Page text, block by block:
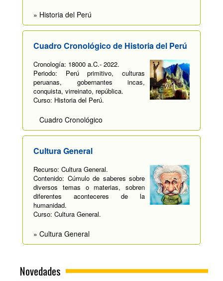
» Historia del Perú
Cuadro Cronológico de Historia del Perú
Cronología: 18000 a.C.- 2022.
Periodo: Perú primitivo, culturas
peruanas, gobernantes incas,
conquista, virreinato, república.
Curso: Historia del Perú.
Cuadro Cronológico
Cultura General
Recurso: Cultura General.
Contenido: Cúmulo de saberes sobre
diversos temas o materias, sobren
diferentes aconteceres de la
humanidad.
Curso: Cultura General.
» Cultura General
Novedades